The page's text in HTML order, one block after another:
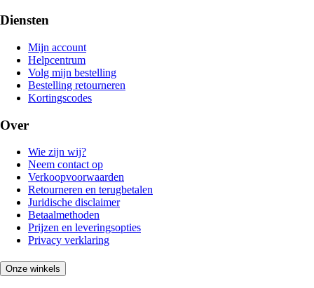
Diensten
Mijn account
Helpcentrum
Volg mijn bestelling
Bestelling retourneren
Kortingscodes
Over
Wie zijn wij?
Neem contact op
Verkoopvoorwaarden
Retourneren en terugbetalen
Juridische disclaimer
Betaalmethoden
Prijzen en leveringsopties
Privacy verklaring
Onze winkels